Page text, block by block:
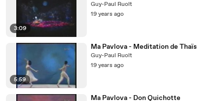
3:09
Guy-Paul Ruolt
19 years ago
5:59
Ma Pavlova - Meditation de Thaïs
Guy-Paul Ruolt
19 years ago
Ma Pavlova - Don Quichotte